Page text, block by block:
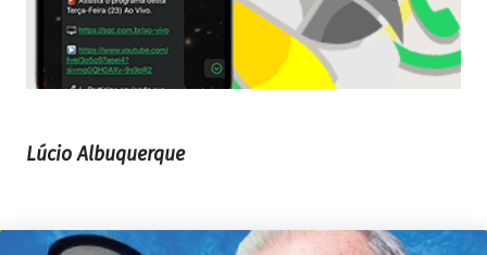
Lúcio Albuquerque